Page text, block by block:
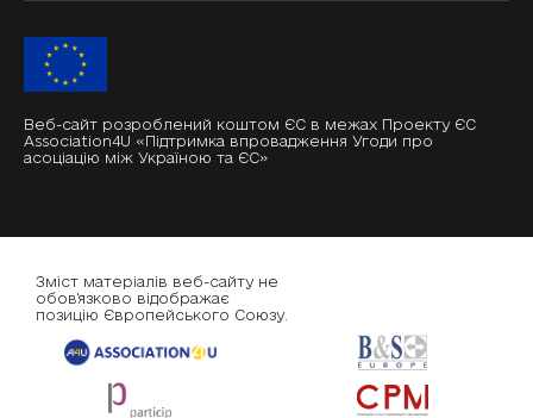
Веб-сайт розроблений коштом ЄС в межах Проекту ЄС
Association4U «Підтримка впровадження Угоди про
асоціацію між Україною та ЄС»
Зміст матеріалів веб-сайту не
обов'язково відображає
позицію Європейського Союзу.